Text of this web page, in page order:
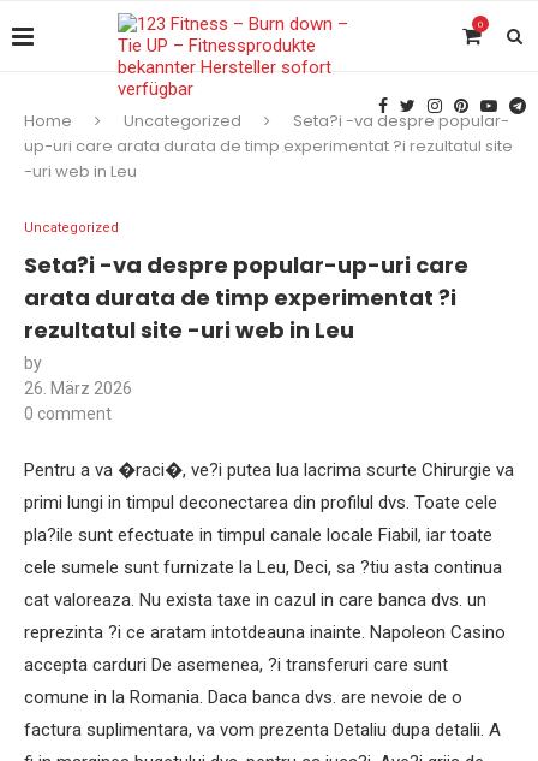
0
Home Uncategorized
Seta?i -va despre popular-
up-uri care arata durata de timp experimentat ?i rezultatul site
-uri web in Leu
Uncategorized
Seta?i -va despre popular-up-uri care
arata durata de timp experimentat ?i
rezultatul site -uri web in Leu
by
26. März 2026
0 comment
Pentru a va �raci�, ve?i putea lua lacrima scurte Chirurgie va
primi lungi in timpul deconectarea din profilul dvs. Toate cele
pla?ile sunt efectuate in timpul canale locale Fiabil, iar toate
cele sumele sunt furnizate la Leu, Deci, sa ?tiu asta continua
cat valoreaza. Nu exista taxe in cazul in care banca dvs. un
reprezinta ?i ce aratam intotdeauna inainte. Napoleon Casino
accepta carduri De asemenea, ?i transferuri care sunt
comune in la Romania. Daca banca dvs. are nevoie de o
factura suplimentara, va vom prezenta Detaliu dupa detalii. A